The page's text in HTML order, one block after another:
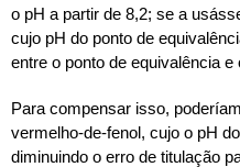
o pH a partir de 8,2; se a
cujo pH do ponto de
entre o ponto de equivalência e
Para compensar isso,
vermelho-de-fenol, cujo o pH
diminuindo o erro de titulação